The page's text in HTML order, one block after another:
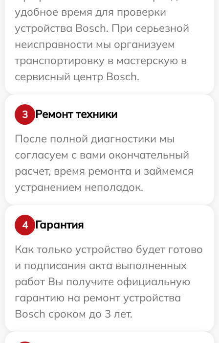
удобное время для проверки
устройства Bosch. При серьезной
неисправности мы организуем
транспортировку в мастерскую в
сервисный центр Bosch.
3
Ремонт техники
После полной диагностики мы
согласуем с вами окончательный
расчет, время ремонта и займемся
устранением неполадок.
4
Гарантия
Как только устройство будет готово
и подписания акта выполненных
работ Вы получите официальную
гарантию на ремонт устройства
Bosch сроком до 3 лет.